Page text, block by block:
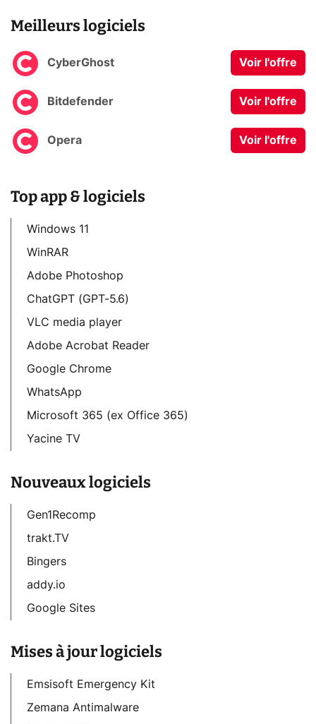
Meilleurs logiciels
CyberGhost Voir l'offre
Bitdefender Voir l'offre
Opera Voir l'offre
Top app & logiciels
Windows 11
WinRAR
Adobe Photoshop
ChatGPT (GPT-5.6)
VLC media player
Adobe Acrobat Reader
Google Chrome
WhatsApp
Microsoft 365 (ex Office 365)
Yacine TV
Nouveaux logiciels
Gen1Recomp
trakt.TV
Bingers
addy.io
Google Sites
Mises à jour logiciels
Emsisoft Emergency Kit
Zemana Antimalware